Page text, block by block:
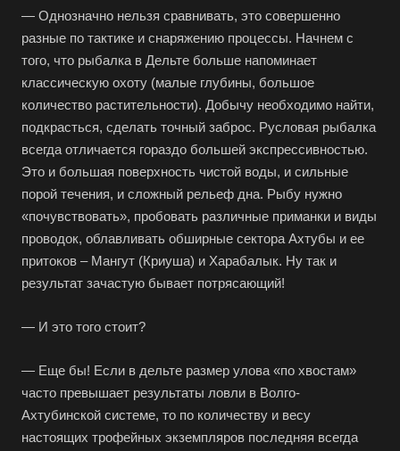
— Однозначно нельзя сравнивать, это совершенно
разные по тактике и снаряжению процессы. Начнем с
того, что рыбалка в Дельте больше напоминает
классическую охоту (малые глубины, большое
количество растительности). Добычу необходимо найти,
подкрасться, сделать точный заброс. Русловая рыбалка
всегда отличается гораздо большей экспрессивностью.
Это и большая поверхность чистой воды, и сильные
порой течения, и сложный рельеф дна. Рыбу нужно
«почувствовать», пробовать различные приманки и виды
проводок, облавливать обширные сектора Ахтубы и ее
притоков – Мангут (Криуша) и Харабалык. Ну так и
результат зачастую бывает потрясающий!
— И это того стоит?
— Еще бы! Если в дельте размер улова «по хвостам»
часто превышает результаты ловли в Волго-
Ахтубинской системе, то по количеству и весу
настоящих трофейных экземпляров последняя всегда